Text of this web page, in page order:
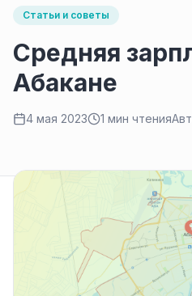
Статьи и советы
Средняя
Абакане
4 мая 2023 1 мин чтения